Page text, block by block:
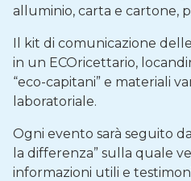
alluminio, carta e cartone,
Il kit di comunicazione
in un ECOricettario,
“eco-capitani” e materiali
laboratoriale.
Ogni evento sarà seguito
la differenza” sulla quale
informazioni utili e